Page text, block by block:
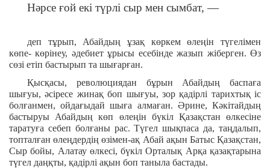
Нәрсе ғой екі түрлі сыр мен сымбат, —
деп тұрып, Абайдың ұзақ көркем өлеңін түгелімен
көпе- көрінеу, әдебиет ұрысы есебінде жазып жіберген. Өз
сөзі етіп бастырып та шығарған.
Қысқасы, революциядан бұрын Абайдың баспаға
шығуы, әсіресе жинақ боп шығуы, зор қадірлі тарихтық іс
болғанмен, ойдағыдай шыға алмаған. Әрине, Кәкітайдың
бастыруы Абайдың көп өлеңін бүкіл Қазақстан өлкесіне
таратуға себеп болғаны рас. Түгел шықпаса да, таңдалып,
топталған өлеңдердің өзімен-ақ Абай ақын Батыс Қазақстан,
Сыр бойы, Алатау өлкесі, бүкіл Орталық Арқа қазақтарына
түгел даңқты, қадірлі ақын боп таныла бастады.